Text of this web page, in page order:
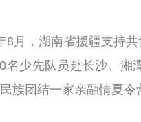
8月，湖南省援疆支持
名少先队员赴长沙、湘
族团结一家亲融情夏令